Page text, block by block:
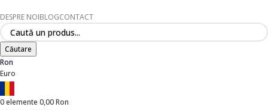
DESPRE NOIBLOGCONTACT
Căutare
Ron
Euro
0elemente 0,00Ron